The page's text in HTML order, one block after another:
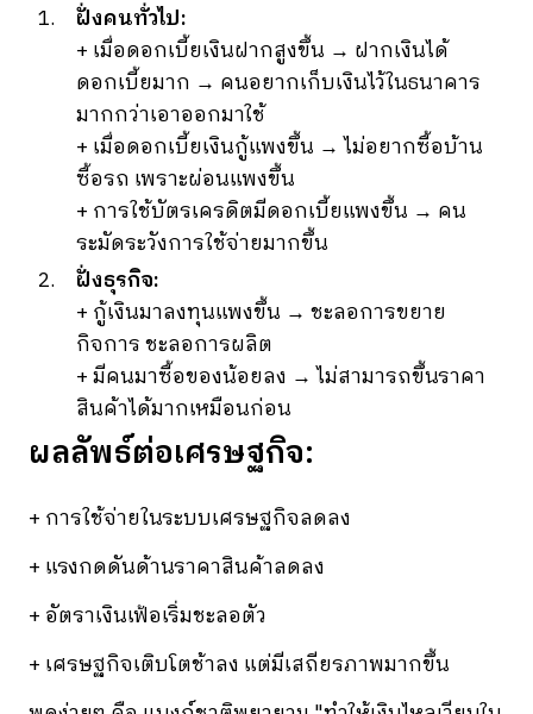
ฝั่งคนทั่วไป:
+ เมื่อดอกเบี้ยเงินฝากสูงขึ้น → ฝากเงินได้
ดอกเบี้ยมาก → คนอยากเก็บเงินไว้ในธนาคาร
มากกว่าเอาออกมาใช้
+ เมื่อดอกเบี้ยเงินกู้แพงขึ้น → ไม่อยากซื้อบ้าน
ซื้อรถ เพราะผ่อนแพงขึ้น
+ การใช้บัตรเครดิตมีดอกเบี้ยแพงขึ้น → คน
ระมัดระวังการใช้จ่ายมากขึ้น
ฝั่งธุรกิจ:
+ กู้เงินมาลงทุนแพงขึ้น → ชะลอการขยาย
กิจการ ชะลอการผลิต
+ มีคนมาซื้อของน้อยลง → ไม่สามารถขึ้นราคา
สินค้าได้มากเหมือนก่อน
ผลลัพธ์ต่อเศรษฐกิจ:
+ การใช้จ่ายในระบบเศรษฐกิจลดลง
+ แรงกดดันด้านราคาสินค้าลดลง
+ อัตราเงินเฟ้อเริ่มชะลอตัว
+ เศรษฐกิจเติบโตช้าลง แต่มีเสถียรภาพมากขึ้น